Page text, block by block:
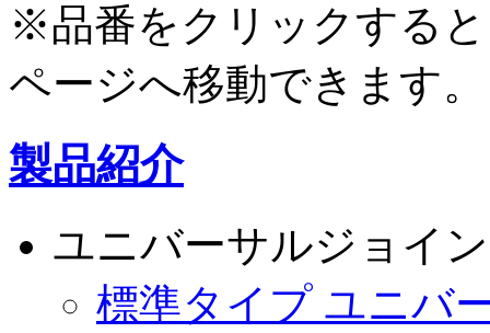
※品番をクリックする
ページへ移動できます。
製品紹介
ユニバーサルジョイ
標準タイプ ユニバ